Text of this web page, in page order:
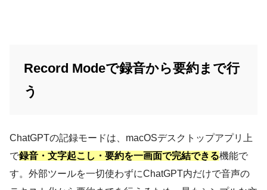
Record Modeで録音から要約まで行
う
ChatGPTの記録モードは、macOSデスクトップアプリ上
で録音・文字起こし・要約を一画面で完結できる機能で
す。外部ツールを一切使わずにChatGPT内だけで音声の